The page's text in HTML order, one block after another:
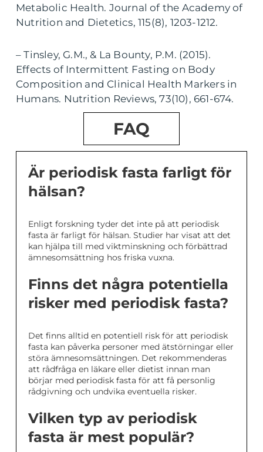
Metabolic Health. Journal of the Academy of
Nutrition and Dietetics, 115(8), 1203-1212.
– Tinsley, G.M., & La Bounty, P.M. (2015).
Effects of Intermittent Fasting on Body
Composition and Clinical Health Markers in
Humans. Nutrition Reviews, 73(10), 661-674.
FAQ
Är periodisk fasta farligt för
hälsan?
Enligt forskning tyder det inte på att periodisk
fasta är farligt för hälsan. Studier har visat att det
kan hjälpa till med viktminskning och förbättrad
ämnesomsättning hos friska vuxna.
Finns det några potentiella
risker med periodisk fasta?
Det finns alltid en potentiell risk för att periodisk
fasta kan påverka personer med ätstörningar eller
störa ämnesomsättningen. Det rekommenderas
att rådfråga en läkare eller dietist innan man
börjar med periodisk fasta för att få personlig
rådgivning och undvika eventuella risker.
Vilken typ av periodisk
fasta är mest populär?